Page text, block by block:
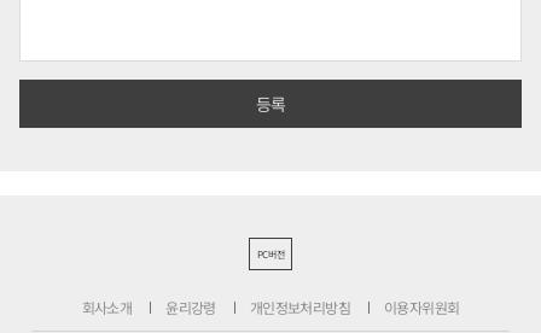
PC버전
회사소개 윤리강령 개인정보처리방침 이용자위원회